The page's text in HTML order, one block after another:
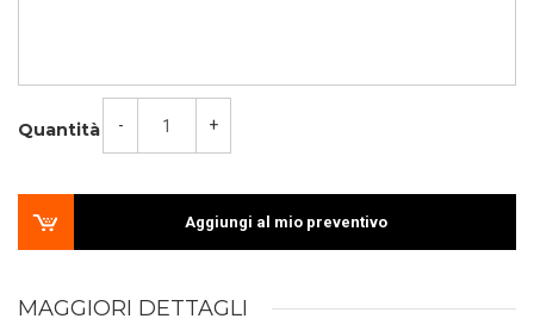
Quantità - +
Aggiungi al mio preventivo
MAGGIORI DETTAGLI